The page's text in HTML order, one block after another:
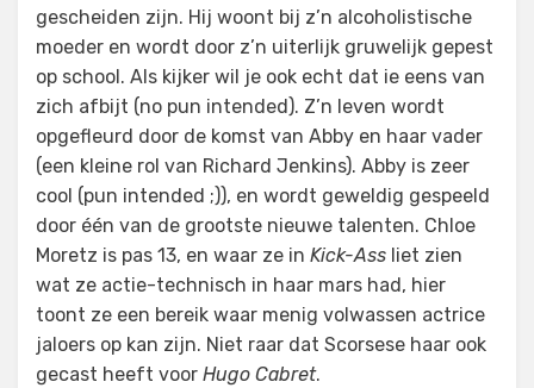
gescheiden zijn. Hij woont bij z’n alcoholistische
moeder en wordt door z’n uiterlijk gruwelijk gepest
op school. Als kijker wil je ook echt dat ie eens van
zich afbijt (no pun intended). Z’n leven wordt
opgefleurd door de komst van Abby en haar vader
(een kleine rol van Richard Jenkins). Abby is zeer
cool (pun intended ;)), en wordt geweldig gespeeld
door één van de grootste nieuwe talenten. Chloe
Moretz is pas 13, en waar ze in Kick-Ass liet zien
wat ze actie-technisch in haar mars had, hier
toont ze een bereik waar menig volwassen actrice
jaloers op kan zijn. Niet raar dat Scorsese haar ook
gecast heeft voor Hugo Cabret.